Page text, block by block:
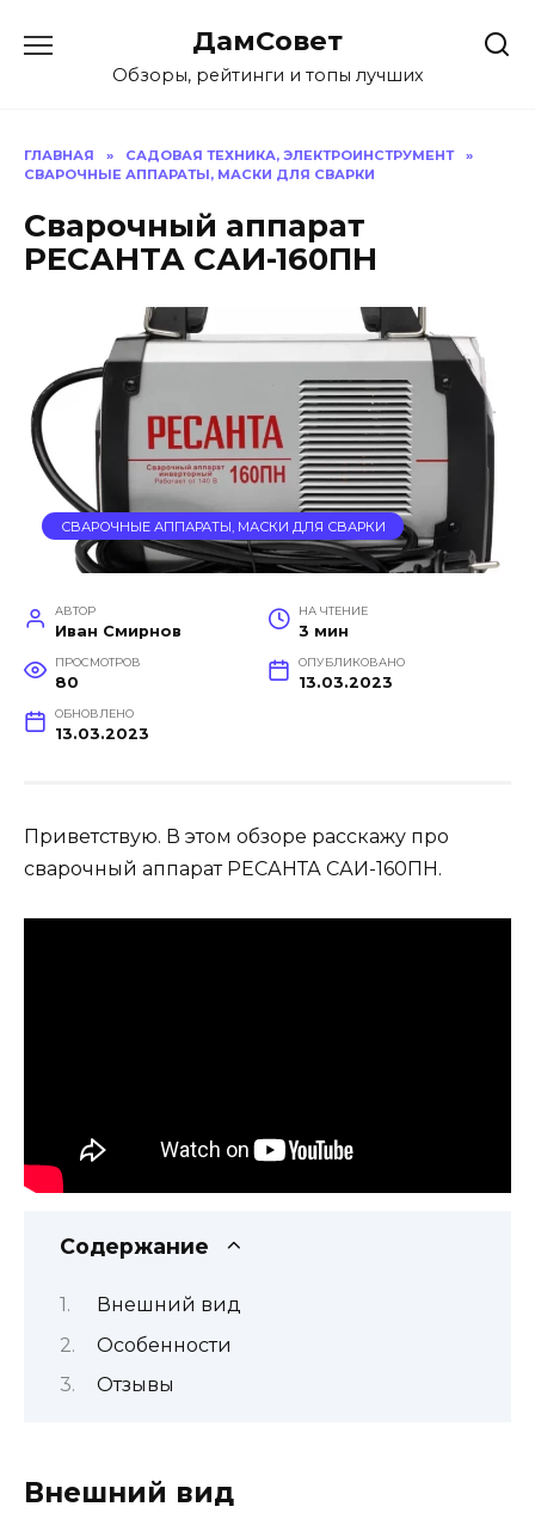
содержанию
ДамСовет
Обзоры, рейтинги и топы лучших
ГЛАВНАЯ » САДОВАЯ ТЕХНИКА, ЭЛЕКТРОИНСТРУМЕНТ
»
СВАРОЧНЫЕ АППАРАТЫ, МАСКИ ДЛЯ СВАРКИ
Сварочный аппарат
РЕСАНТА САИ-160ПН
СВАРОЧНЫЕ АППАРАТЫ, МАСКИ ДЛЯ СВАРКИ
АВТОР
Иван Смирнов
НА ЧТЕНИЕ
3 мин
ПРОСМОТРОВ
80
ОПУБЛИКОВАНО
13.03.2023
ОБНОВЛЕНО
13.03.2023
Приветствую. В этом обзоре расскажу про
сварочный аппарат РЕСАНТА САИ-160ПН.
Содержание
Внешний вид
Особенности
Отзывы
Внешний вид